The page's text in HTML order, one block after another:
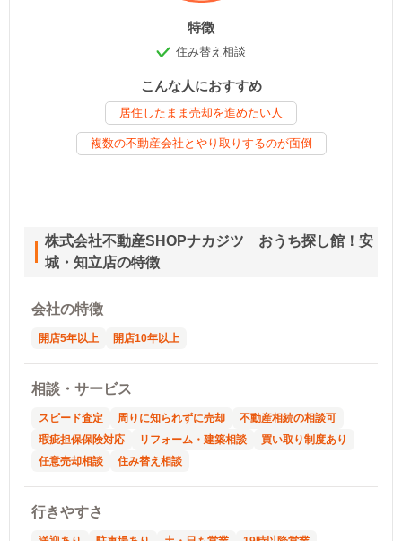
特徴
住み替え相談
こんな人におすすめ
居住したまま売却を進めたい人
複数の不動産会社とやり取りするのが面倒
株式会社不動産SHOPナカジツ おうち探し館！安
城・知立店の特徴
会社の特徴
開店5年以上 開店10年以上
相談・サービス
スピード査定 周りに知られずに売却
不動産相続の相談可
瑕疵担保保険対応
リフォーム・建築相談
買い取り制度あり
任意売却相談
住み替え相談
行きやすさ